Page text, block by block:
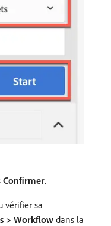
Confirmer.
vérifier sa
> Workflowdans la